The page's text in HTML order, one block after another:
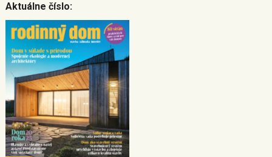
Aktuálne číslo: